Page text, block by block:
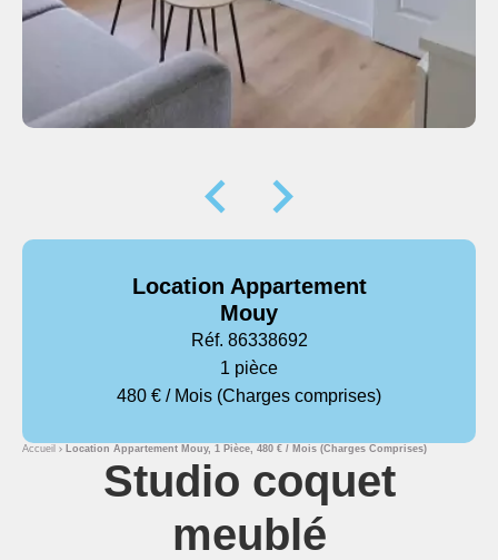
Location Appartement
Mouy
Réf. 86338692
1 pièce
480 € / Mois (Charges comprises)
Accueil Location Appartement Mouy, 1 Pièce, 480 € / Mois (Charges Comprises)
Studio coquet
meublé